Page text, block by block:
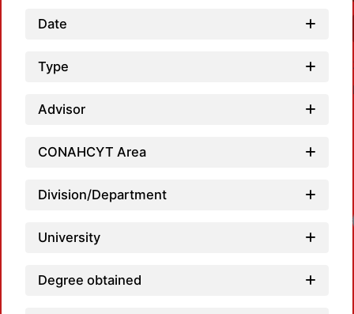
Date
Type
Advisor
CONAHCYT Area
Division/Department
University
Degree obtained